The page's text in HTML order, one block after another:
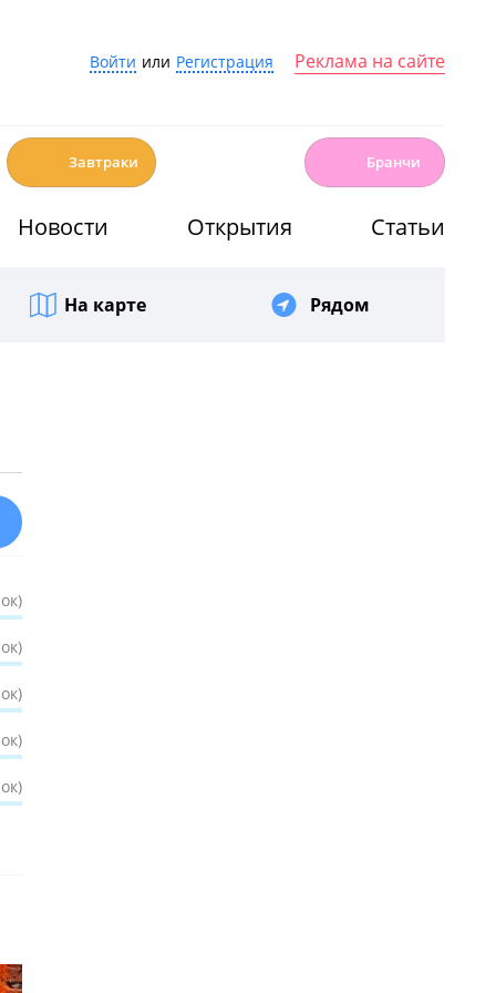
Войти или Регистрация Реклама на сайте
Завтраки Бранчи
Новости Открытия Статьи
На карте Рядом